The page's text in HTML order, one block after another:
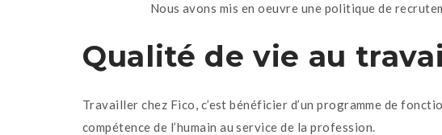
Nous avons mis en oeuvre une politique de
Qualité de vie au
Travailler chez Fico, c’est bénéficier d’un programme de
compétence de l’humain au service de la profession.